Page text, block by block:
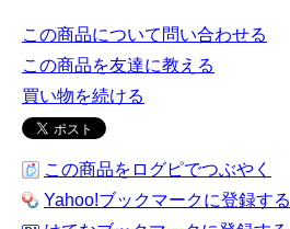
この商品について問い合わせる
この商品を友達に教える
買い物を続ける
この商品をログピでつぶやく
Yahoo!ブックマークに登録する